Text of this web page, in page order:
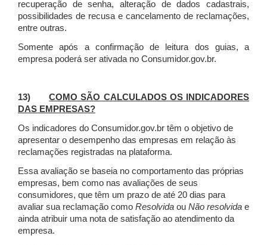
recuperação de senha, alteração de dados cadastrais,
possibilidades de recusa e cancelamento de reclamações,
entre outras.
Somente após a confirmação de leitura dos guias, a
empresa poderá ser ativada no Consumidor.gov.br.
13)COMO SÃO CALCULADOS OS INDICADORES
DAS EMPRESAS?
Os indicadores do Consumidor.gov.br têm o objetivo de
apresentar o desempenho das empresas em relação às
reclamações registradas na plataforma.
Essa avaliação se baseia no comportamento das próprias
empresas, bem como nas avaliações de seus
consumidores, que têm um prazo de até 20 dias para
avaliar sua reclamação como Resolvida ou Não resolvida e
ainda atribuir uma nota de satisfação ao atendimento da
empresa.